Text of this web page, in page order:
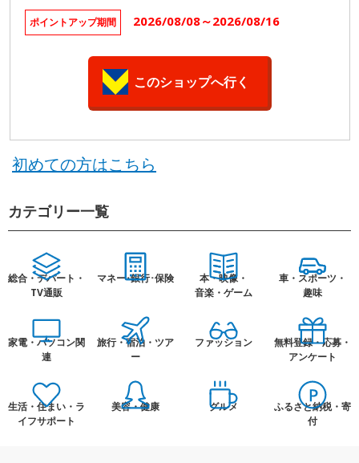
ポイントアップ期間 2026/08/08～2026/08/16
このショップへ行く
初めての方はこちら
カテゴリー一覧
総合・デパート・
TV通販
マネー･銀行･保険
本・映像・
音楽・ゲーム
車・スポーツ・
趣味
家電・パソコン関
連
旅行・宿泊・ツア
ー
ファッション
無料登録・応募・
アンケート
生活・住まい・ラ
イフサポート
美容・健康 グルメ
ふるさと納税・寄
付